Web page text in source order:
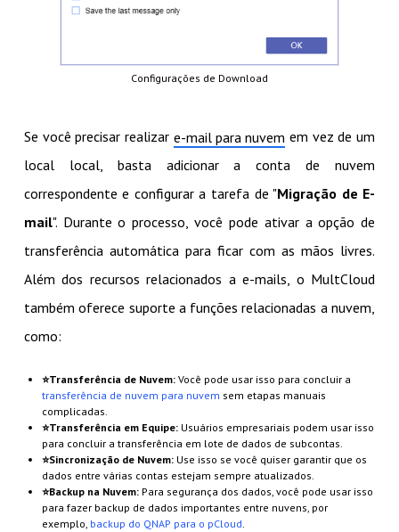
Configurações de Download
Se você precisar realizar e-mail para nuvem em vez de um
local local, basta adicionar a conta de nuvem
correspondente e configurar a tarefa de "Migração de E-
mail". Durante o processo, você pode ativar a opção de
transferência automática para ficar com as mãos livres.
Além dos recursos relacionados a e-mails, o MultCloud
também oferece suporte a funções relacionadas a nuvem,
como:
⭐Transferência de Nuvem:Você pode usar isso para concluir a
transferência de nuvem para nuvem sem etapas manuais
complicadas.
⭐Transferência em Equipe:Usuários empresariais podem usar isso
para concluir a transferência em lote de dados de subcontas.
⭐Sincronização de Nuvem:Use isso se você quiser garantir que os
dados entre várias contas estejam sempre atualizados.
⭐Backup na Nuvem:Para segurança dos dados, você pode usar isso
para fazer backup de dados importantes entre nuvens, por
exemplo, backup do QNAP para o pCloud.